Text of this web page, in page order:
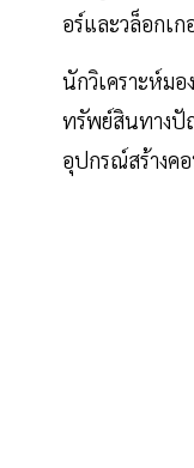
อร์และวล็อกเก
นักวิเคราะห์ม
ทรัพย์สินทางปั
อุปกรณ์สร้างค